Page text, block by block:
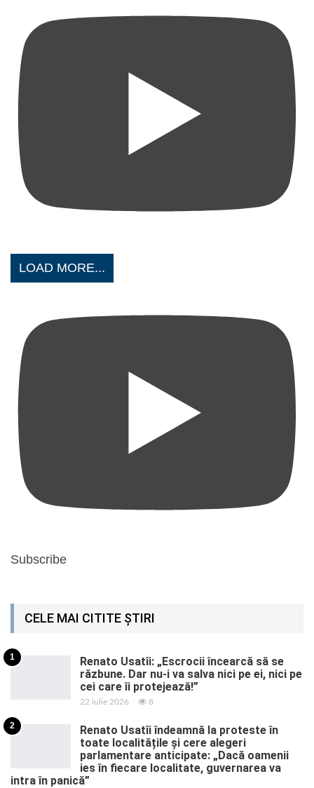
LOAD MORE...
Subscribe
CELE MAI CITITE ȘTIRI
1
Renato Usatîi: „Escrocii încearcă să se
răzbune. Dar nu-i va salva nici pe ei, nici pe
cei care îi protejează!”
22 iulie 2026 8
2
Renato Usatîi îndeamnă la proteste în
toate localitățile și cere alegeri
parlamentare anticipate: „Dacă oamenii
ies în fiecare localitate, guvernarea va
intra în panică”